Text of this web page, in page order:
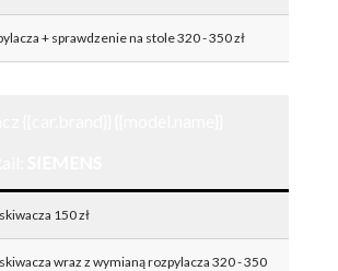
+ sprawdzenie na stole 320 - 350 zł
150 zł
wraz z wymianą rozpylacza 320 - 350